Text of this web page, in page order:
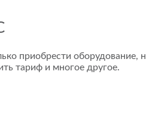
приобрести оборудование,
тариф и многое другое.